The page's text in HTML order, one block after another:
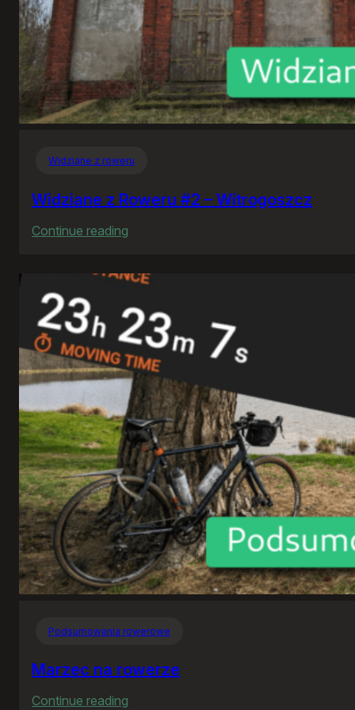
Widziane z roweru
Widziane z Roweru #2 – Witrogoszcz
Continue reading
z
#2
–
Witrogoszcz
Podsumowania rowerowe
Marzec na rowerze
Continue reading